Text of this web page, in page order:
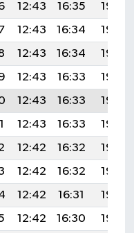
12:43 16:35
19:50
12:43 16:34
19:49
12:43 16:34
19:48
12:43 16:33
19:46
12:43 16:33
19:45
12:43 16:33
19:44
12:42 16:32
19:43
12:42 16:32
19:42
12:42 16:31
19:40
12:42 16:30
19:39